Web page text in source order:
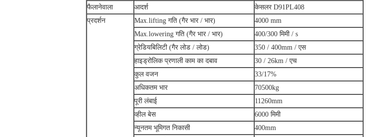
फैलानेवाला
आदर्श
केसलर D91PL408
प्रदर्शन
Max.lifting गति (गैर भार / भार)
4000 mm
Max.lowering गति (गैर भार / भार)
400/300 मिमी / s
ग्रेडियबिलिटी (गैर लोड / लोड)
350 / 400mm / एस
हाइड्रोलिक प्रणाली काम का दबाव
30 / 26km / एच
कुल वजन
33/17%
अधिकतम भार
70500kg
पूरी लंबाई
11260mm
व्हील बेस
6000 मिमी
न्यूनतम भूमिगत निकासी
400mm